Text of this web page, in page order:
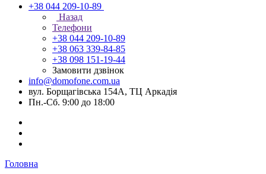
+38 044 209-10-89
Назад
Телефони
+38 044 209-10-89
+38 063 339-84-85
+38 098 151-19-44
Замовити дзвінок
info@domofone.com.ua
вул. Борщагівська 154А, ТЦ Аркадія
Пн.-Сб. 9:00 до 18:00
Головна